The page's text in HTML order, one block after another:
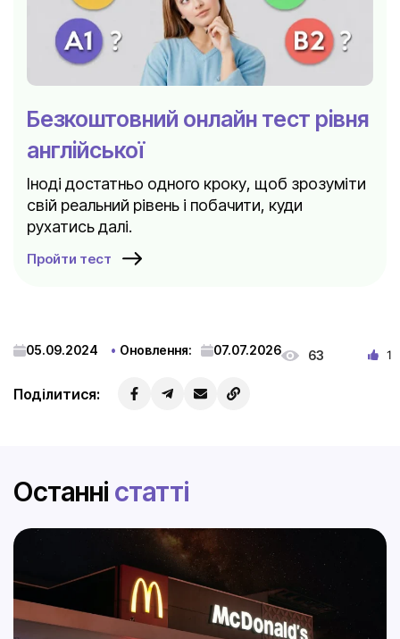
Безкоштовний онлайн тест рівня
англійської
Іноді достатньо одного кроку, щоб зрозуміти
свій реальний рівень і побачити, куди
рухатись далі.
Пройти тест
05.09.2024 Оновлення: 07.07.2026 63 1
Поділитися:
Останні статті